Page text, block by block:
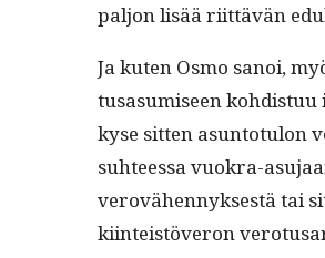
paljon lisää riit­tävän
Ja kuten Osmo sanoi,
tusasumiseen kohdis­tuu
kyse sit­ten asun­to­tu­lon
suh­teessa vuokra-
verovähen­nyk­ses­tä tai
kiin­teistöveron